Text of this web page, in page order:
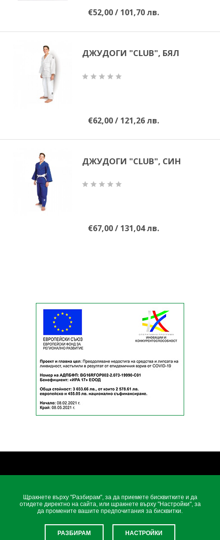
НАШИ ПАРТНЬОРИ И
ПРИЯТЕЛИ
€52,00 / 101,70 лв.
ДЖУДОГИ "CLUB", БЯЛ
€62,00 / 121,26 лв.
ДЖУДОГИ "CLUB", СИН
€67,00 / 131,04 лв.
"ИРА17" ЕООД
greenhill@abv.bg
Щракнете върху "Разбирам", за да приемете бисквитките и да
отидете директно на сайта, или щракнете върху "Настройки", за
да промените вашите предпочитания за бисквитки.
РАЗБИРАМ НАСТРОЙКИ